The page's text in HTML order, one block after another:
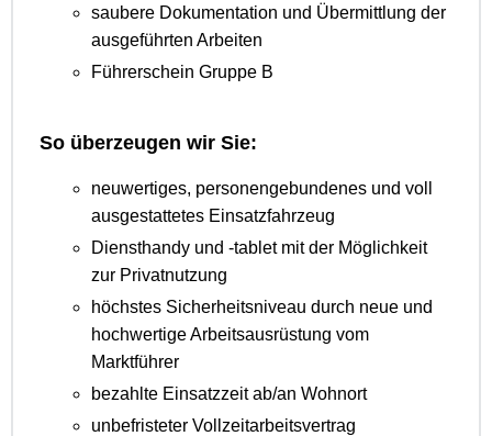
saubere Dokumentation und Übermittlung der
ausgeführten Arbeiten
Führerschein Gruppe B
So überzeugen wir Sie:
neuwertiges, personengebundenes und voll
ausgestattetes Einsatzfahrzeug
Diensthandy und -tablet mit der Möglichkeit
zur Privatnutzung
höchstes Sicherheitsniveau durch neue und
hochwertige Arbeitsausrüstung vom
Marktführer
bezahlte Einsatzzeit ab/an Wohnort
unbefristeter Vollzeitarbeitsvertrag